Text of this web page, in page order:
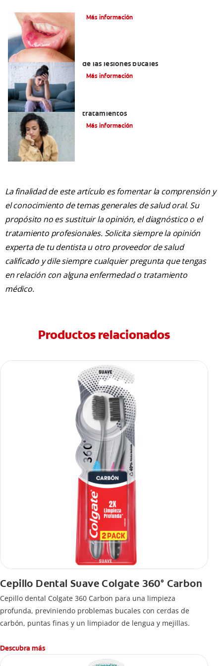
Más información
de las lesiones bucales
Más información
tratamientos
Más información
La finalidad de este artículo es fomentar la comprensión y
el conocimiento de temas generales de salud oral. Su
propósito no es sustituir la opinión, el diagnóstico o el
tratamiento profesionales. Solicita siempre la opinión
experta de tu dentista u otro proveedor de salud
calificado y dile siempre cualquier pregunta que tengas
en relación con alguna enfermedad o tratamiento
médico.
Productos relacionados
Cepillo Dental Suave Colgate 360° Carbon
Cepillo dental Colgate 360 ​​Carbon para una limpieza
profunda, previniendo problemas bucales con cerdas de
carbón, puntas finas y un limpiador de lengua y mejillas.
Descubra más